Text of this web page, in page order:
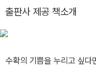
를 해결하려고 노력해왔다.
출판사 제공 책소개
수확의 기쁨을 누리고 싶다면